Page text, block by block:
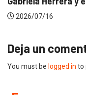
2026/07/16
Deja un
You must be logged in to